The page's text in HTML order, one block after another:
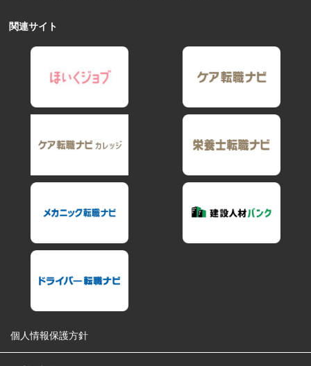
関連サイト
個人情報保護方針